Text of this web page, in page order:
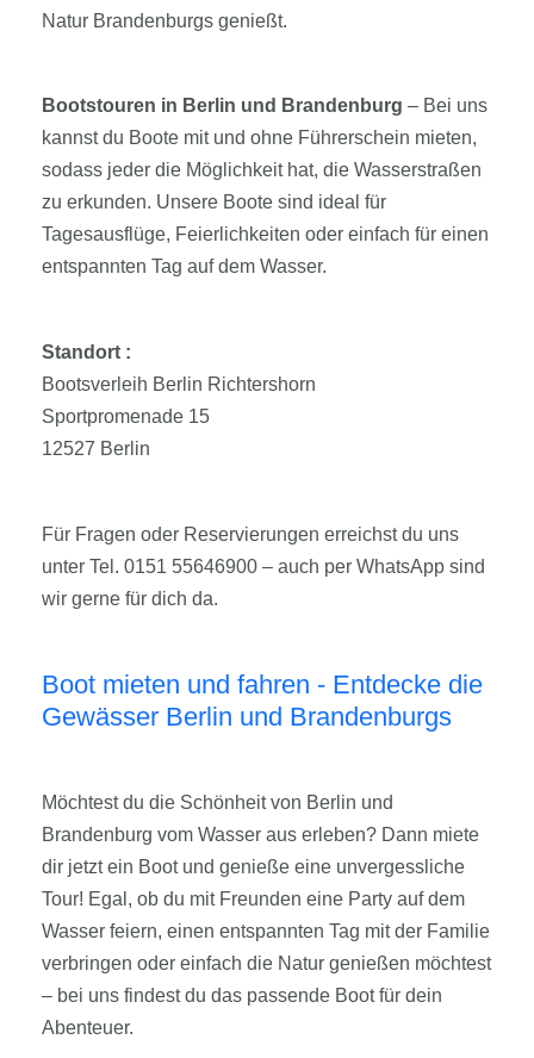
Natur Brandenburgs genießt.
Bootstouren in Berlin und Brandenburg – Bei uns
kannst du Boote mit und ohne Führerschein mieten,
sodass jeder die Möglichkeit hat, die Wasserstraßen
zu erkunden. Unsere Boote sind ideal für
Tagesausflüge, Feierlichkeiten oder einfach für einen
entspannten Tag auf dem Wasser.
Standort :
Bootsverleih Berlin Richtershorn
Sportpromenade 15
12527 Berlin
Für Fragen oder Reservierungen erreichst du uns
unter Tel. 0151 55646900 – auch per WhatsApp sind
wir gerne für dich da.
Boot mieten und fahren - Entdecke die
Gewässer Berlin und Brandenburgs
Möchtest du die Schönheit von Berlin und
Brandenburg vom Wasser aus erleben? Dann miete
dir jetzt ein Boot und genieße eine unvergessliche
Tour! Egal, ob du mit Freunden eine Party auf dem
Wasser feiern, einen entspannten Tag mit der Familie
verbringen oder einfach die Natur genießen möchtest
– bei uns findest du das passende Boot für dein
Abenteuer.